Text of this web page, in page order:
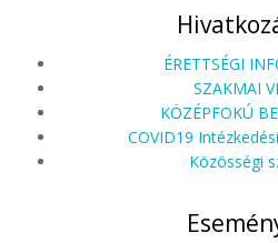
ÉRETTSÉGI
SZAKMAI
KÖZÉPFOKÚ
COVID19
Közösségi